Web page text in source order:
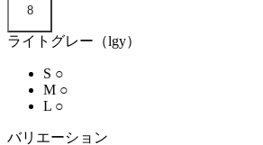
8
ライトグレー（lgy）
S ○
M ○
L ○
バリエーション